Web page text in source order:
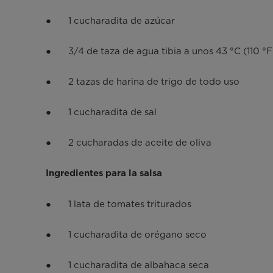
● 1 cucharadita de azúcar
● 3/4 de taza de agua tibia a unos 43 °C (110
● 2 tazas de harina de trigo de todo uso
● 1 cucharadita de sal
● 2 cucharadas de aceite de oliva
Ingredientes para la salsa
● 1 lata de tomates triturados
● 1 cucharadita de orégano seco
● 1 cucharadita de albahaca seca